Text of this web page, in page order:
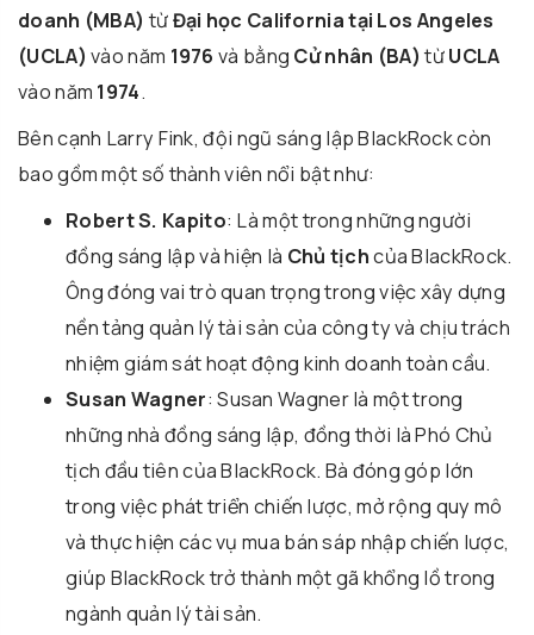
doanh (MBA) từĐại học California tại Los Angeles
(UCLA) vào năm 1976 và bằng Cử nhân (BA)từUCLA
vào năm 1974.
Bên cạnh Larry Fink, đội ngũ sáng lập BlackRock còn
bao gồm một số thành viên nổi bật như:
Robert S. Kapito: Là một trong những người
đồng sáng lập và hiện là Chủ tịchcủa BlackRock.
Ông đóng vai trò quan trọng trong việc xây dựng
nền tảng quản lý tài sản của công ty và chịu trách
nhiệm giám sát hoạt động kinh doanh toàn cầu.
Susan Wagner: Susan Wagner là một trong
những nhà đồng sáng lập, đồng thời là Phó Chủ
tịch đầu tiên của BlackRock. Bà đóng góp lớn
trong việc phát triển chiến lược, mở rộng quy mô
và thực hiện các vụ mua bán sáp nhập chiến lược,
giúp BlackRock trở thành một gã khổng lồ trong
ngành quản lý tài sản.